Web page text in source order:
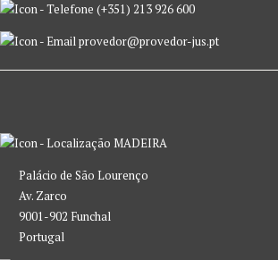
(+351) 213 926 600
provedor@provedor-jus.pt
MADEIRA
Palácio de São Lourenço
Av. Zarco
9001-902 Funchal
Portugal